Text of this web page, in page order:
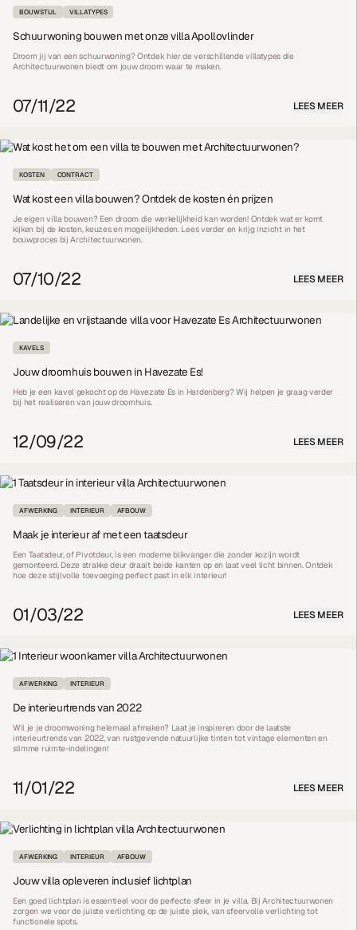
BOUWSTIJL VILLATYPES
Schuurwoning bouwen met onze villa Apollovlinder
Droom jij van een schuurwoning? Ontdek hier de verschillende villatypes die
Architectuurwonen biedt om jouw droom waar te maken.
07/11/22 LEES MEER
KOSTEN CONTRACT
Wat kost een villa bouwen? Ontdek de kosten én prijzen
Je eigen villa bouwen? Een droom die werkelijkheid kan worden! Ontdek wat er komt
kijken bij de kosten, keuzes en mogelijkheden. Lees verder en krijg inzicht in het
bouwproces bij Architectuurwonen.
07/10/22 LEES MEER
KAVELS
Jouw droomhuis bouwen in Havezate Es!
Heb je een kavel gekocht op de Havezate Es in Hardenberg? Wij helpen je graag verder
bij het realiseren van jouw droomhuis.
12/09/22 LEES MEER
AFWERKING INTERIEUR AFBOUW
Maak je interieur af met een taatsdeur
Een Taatsdeur, of Pivotdeur, is een moderne blikvanger die zonder kozijn wordt
gemonteerd. Deze strakke deur draait beide kanten op en laat veel licht binnen. Ontdek
hoe deze stijlvolle toevoeging perfect past in elk interieur!
01/03/22 LEES MEER
AFWERKING INTERIEUR
De interieurtrends van 2022
Wil je je droomwoning helemaal afmaken? Laat je inspireren door de laatste
interieurtrends van 2022, van rustgevende natuurlijke tinten tot vintage elementen en
slimme ruimte-indelingen!
11/01/22 LEES MEER
AFWERKING INTERIEUR AFBOUW
Jouw villa opleveren inclusief lichtplan
Een goed lichtplan is essentieel voor de perfecte sfeer in je villa. Bij Architectuurwonen
zorgen we voor de juiste verlichting op de juiste plek, van sfeervolle verlichting tot
functionele spots.